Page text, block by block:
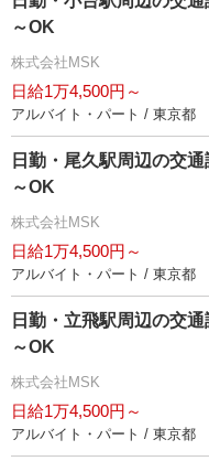
～OK
株式会社MSK
日給1万4,500円～
アルバイト・パート / 東京都
日勤・尾久駅周辺の交
～OK
株式会社MSK
日給1万4,500円～
アルバイト・パート / 東京都
日勤・立飛駅周辺の交
～OK
株式会社MSK
日給1万4,500円～
アルバイト・パート / 東京都